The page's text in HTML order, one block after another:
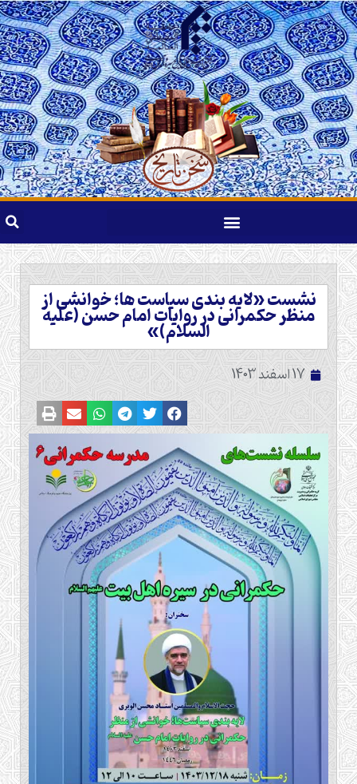
نشست «لایه بندی سیاست ها؛ خوانشی از
منظر حکمرانی در روایات امام حسن (علیه
السلام)»
17 اسفند 1403